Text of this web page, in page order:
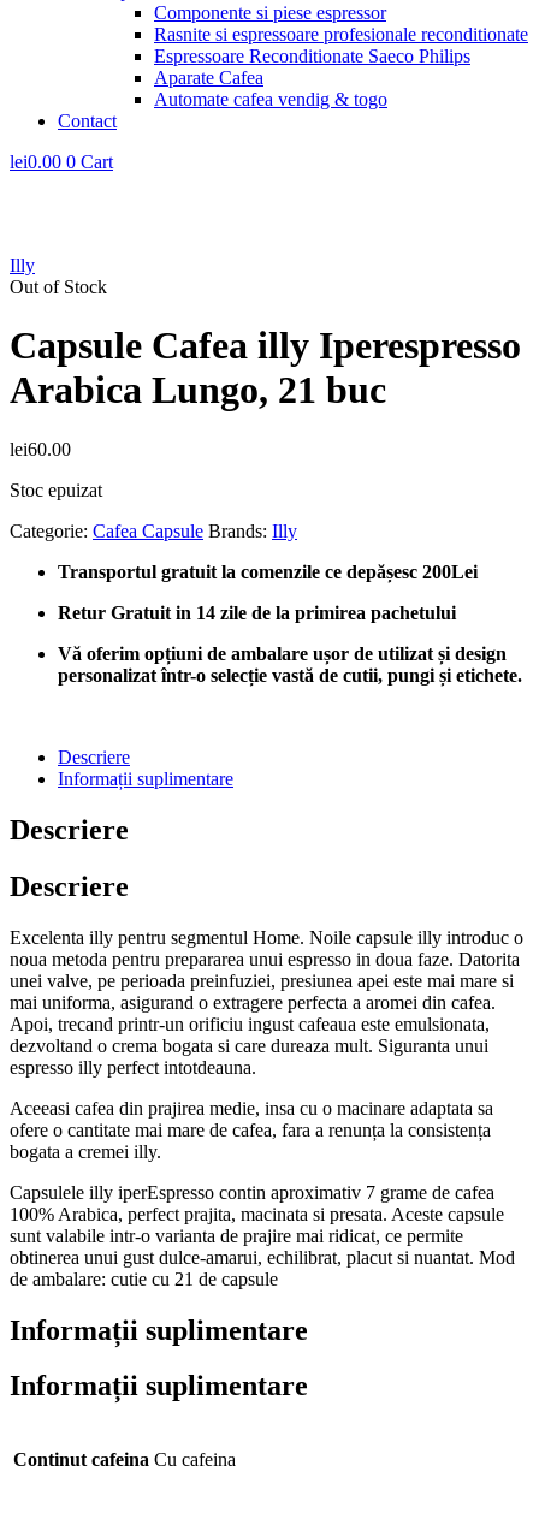
Componente si piese espressor
Rasnite si espressoare profesionale reconditionate
Espressoare Reconditionate Saeco Philips
Aparate Cafea
Automate cafea vendig & togo
Contact
lei0.00 0 Cart
Illy
Out of Stock
Capsule Cafea illy Iperespresso
Arabica Lungo, 21 buc
lei60.00
Stoc epuizat
Categorie: Cafea Capsule Brands: Illy
Transportul gratuit la comenzile ce depășesc 200Lei
Retur Gratuit in 14 zile de la primirea pachetului
Vă oferim opțiuni de ambalare ușor de utilizat și design
personalizat într-o selecție vastă de cutii, pungi și etichete.
Descriere
Informații suplimentare
Descriere
Descriere
Excelenta illy pentru segmentul Home. Noile capsule illy introduc o
noua metoda pentru prepararea unui espresso in doua faze. Datorita
unei valve, pe perioada preinfuziei, presiunea apei este mai mare si
mai uniforma, asigurand o extragere perfecta a aromei din cafea.
Apoi, trecand printr-un orificiu ingust cafeaua este emulsionata,
dezvoltand o crema bogata si care dureaza mult. Siguranta unui
espresso illy perfect intotdeauna.
Aceeasi cafea din prajirea medie, insa cu o macinare adaptata sa
ofere o cantitate mai mare de cafea, fara a renunța la consistența
bogata a cremei illy.
Capsulele illy iperEspresso contin aproximativ 7 grame de cafea
100% Arabica, perfect prajita, macinata si presata. Aceste capsule
sunt valabile intr-o varianta de prajire mai ridicat, ce permite
obtinerea unui gust dulce-amarui, echilibrat, placut si nuantat. Mod
de ambalare: cutie cu 21 de capsule
Informații suplimentare
Informații suplimentare
Continut cafeina Cu cafeina